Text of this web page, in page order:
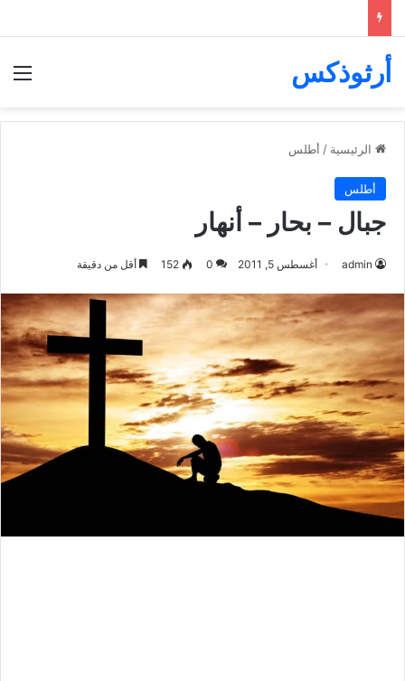
أرثوذكس
الرئيسية / أطلس
أطلس
جبال – بحار – أنهار
admin أغسطس 5, 2011 0
152 أقل من دقيقة